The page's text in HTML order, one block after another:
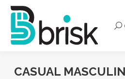
CASUAL